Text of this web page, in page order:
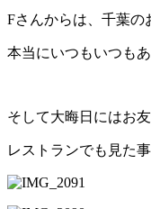
Fさんからは、千葉の
本当にいつもいつも
そして大晦日にはお
レストランでも見た